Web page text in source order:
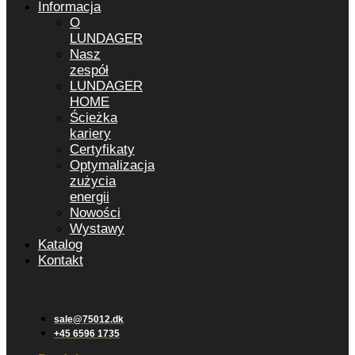
Informacja
O
LUNDAGER
Nasz
zespół
LUNDAGER
HOME
Ścieżka
kariery
Certyfikaty
Optymalizacja
zużycia
energii
Nowości
Wystawy
Katalog
Kontakt
sale@75012.dk
+45 6596 1735